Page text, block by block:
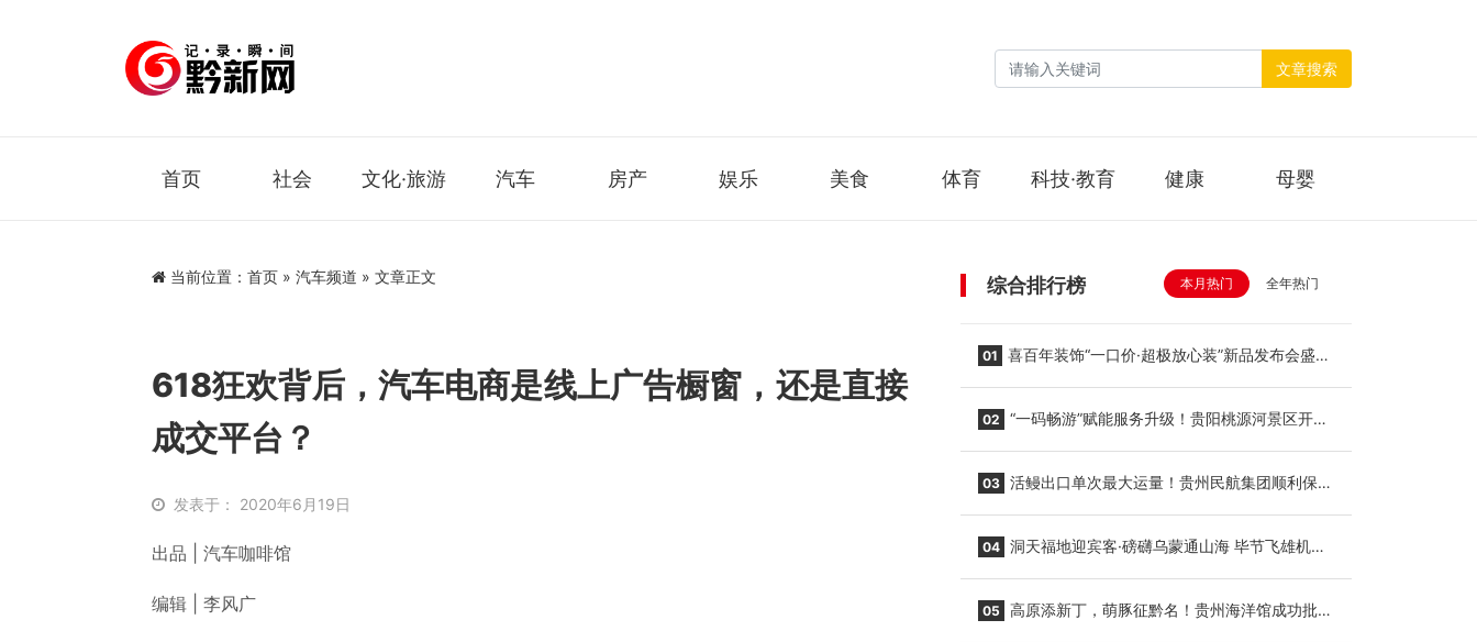
文章搜索
首页 社会 文化·旅游 汽车 房产 娱乐 美食 体育 科技·教育 健康 母婴
当前位置： 首页 » 汽车频道 » 文章正文
618狂欢背后，汽车电商是线上广告橱窗，还是直接
成交平台？
发表于： 2020年6月19日
出品 | 汽车咖啡馆
编辑 | 李风广
综合排行榜 本月热门 全年热门
01 喜百年装饰“一口价·超极放心装”新品发布会盛大
02 “一码畅游”赋能服务升级！贵阳桃源河景区开
03 活鳗出口单次最大运量！贵州民航集团顺利保障
04 洞天福地迎宾客·磅礴乌蒙通山海 毕节飞雄机场
05 高原添新丁，萌豚征黔名！贵州海洋馆成功批量